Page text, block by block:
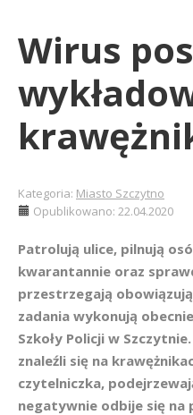
Wirus
Kategoria: Miasto Szczytno
Opublikowano: 22.04.2020
Patrolują ulice, pilnują
kwarantannie oraz
przestrzegają
zadania wykonują
Szkoły Policji w
znaleźli się na
czytelniczka,
negatywnie odbije się na